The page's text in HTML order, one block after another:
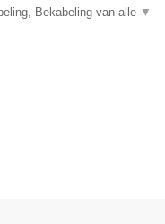
Bekabeling van alle ▼